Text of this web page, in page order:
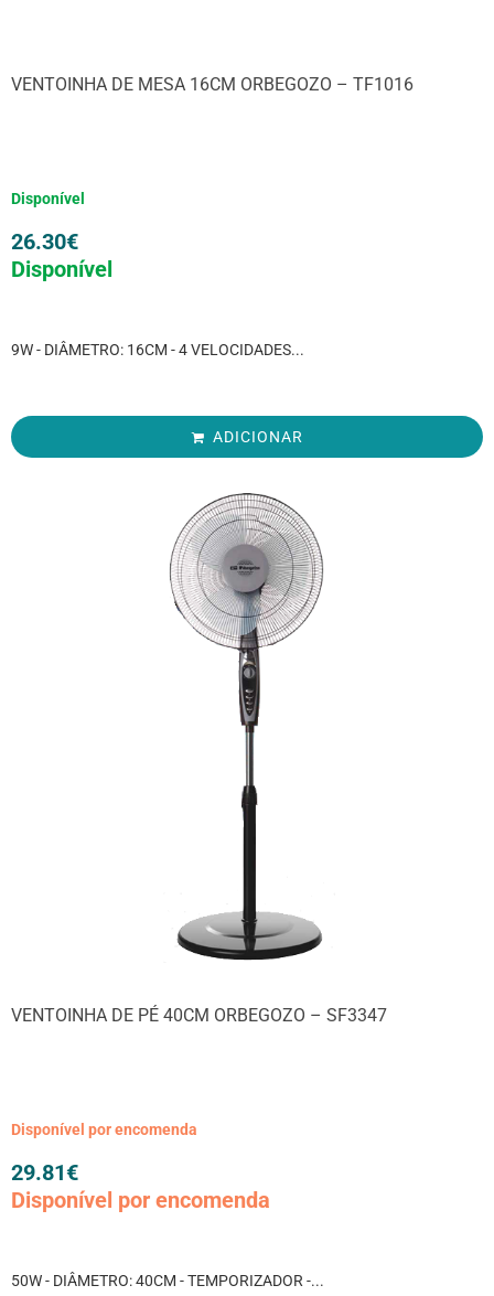
VENTOINHA DE MESA 16CM ORBEGOZO – TF1016
Disponível
26.30€
Disponível
9W - DIÂMETRO: 16CM - 4 VELOCIDADES...
ADICIONAR
VENTOINHA DE PÉ 40CM ORBEGOZO – SF3347
Disponível por encomenda
29.81€
Disponível por encomenda
50W - DIÂMETRO: 40CM - TEMPORIZADOR -...